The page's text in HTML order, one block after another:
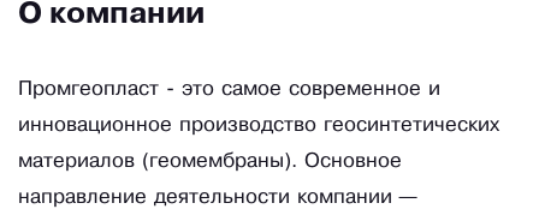
О компании
Промгеопласт - это самое современное и
инновационное производство геосинтетических
материалов (геомембраны). Основное
направление деятельности компании —